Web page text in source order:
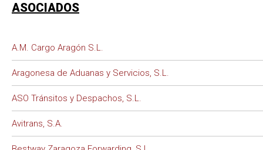
ASOCIADOS
A.M. Cargo Aragón S.L.
Aragonesa de Aduanas y Servicios, S.L.
ASO Tránsitos y Despachos, S.L.
Avitrans, S.A.